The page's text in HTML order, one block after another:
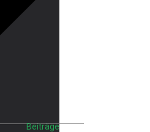
Beiträge